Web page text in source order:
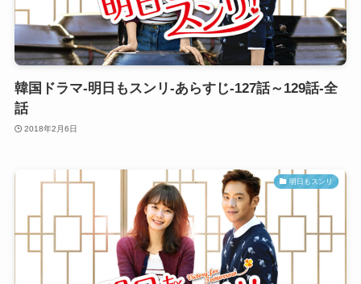
韓国ドラマ-明日もスンリ-あらすじ-127話～129話-全
話
2018年2月6日
明日もスンリ